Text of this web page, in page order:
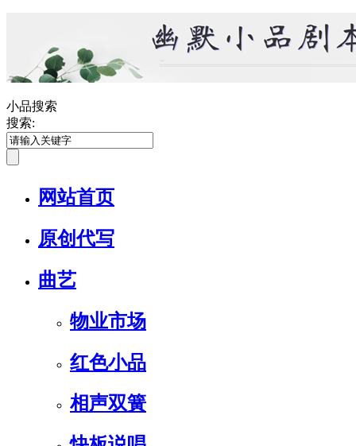
小品搜索
搜索:
网站首页
原创代写
曲艺
物业市场
红色小品
相声双簧